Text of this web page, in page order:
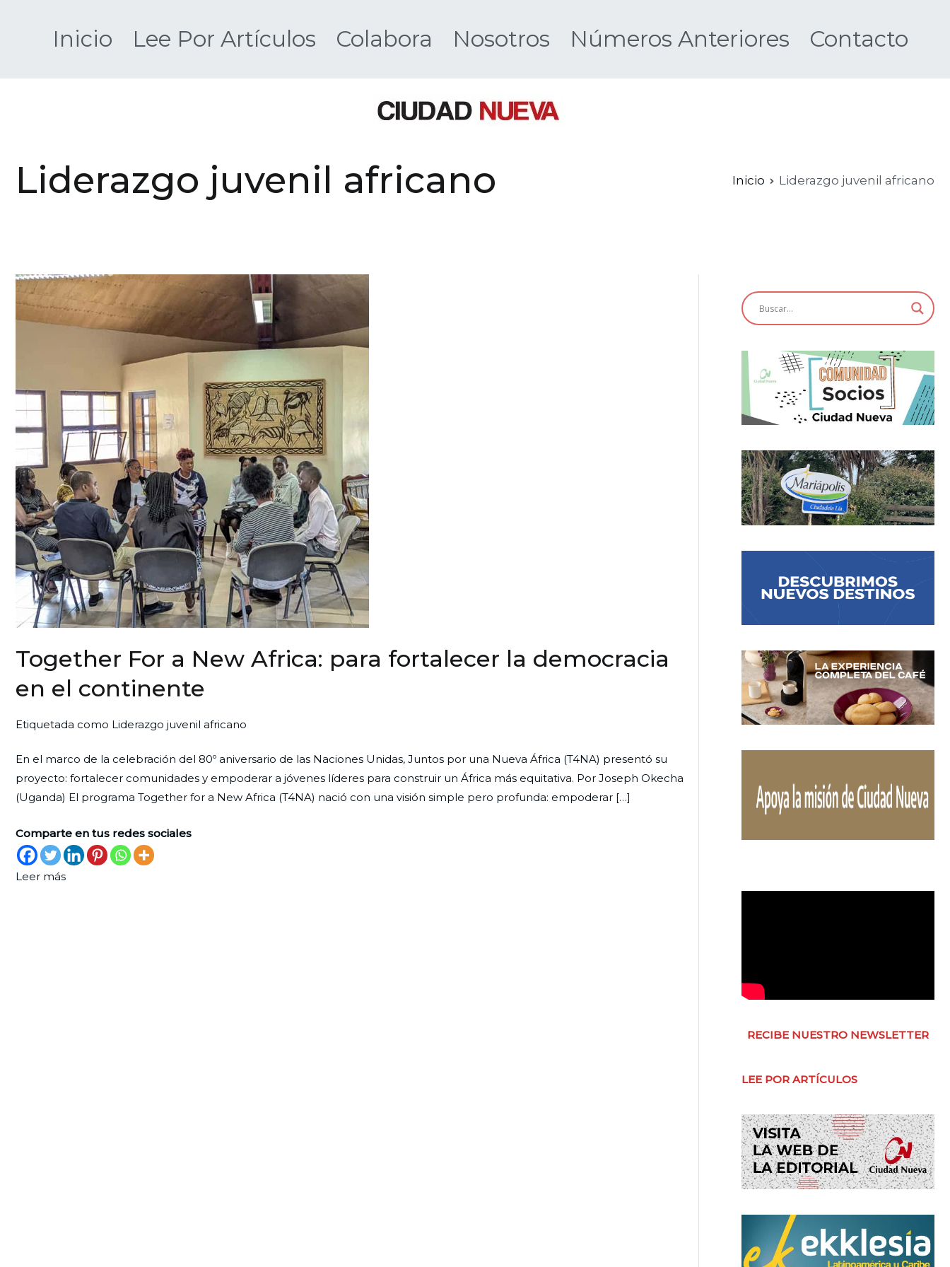
Inicio Lee Por Artículos Colabora Nosotros Números Anteriores Contacto
Liderazgo juvenil africano Inicio Liderazgo juvenil africano
Together For a New Africa: para fortalecer la democracia
en el continente
Por
Ciudad
Nueva
Publicada
30
de
diciembre
2025
Publicada
United
World
Project
Etiquetada como Liderazgo juvenil africano
En el marco de la celebración del 80º aniversario de las Naciones Unidas, Juntos por una Nueva África (T4NA) presentó su
proyecto: fortalecer comunidades y empoderar a jóvenes líderes para construir un África más equitativa. Por Joseph Okecha
(Uganda) El programa Together for a New Africa (T4NA) nació con una visión simple pero profunda: empoderar […]
Comparte en tus redes sociales
Leer más
RECIBE NUESTRO NEWSLETTER
LEE POR ARTÍCULOS